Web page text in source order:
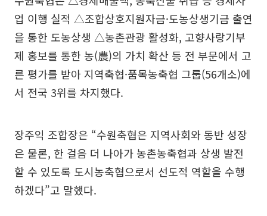
업 이행 실적 △조합상호지원자금·도농상생기금 출연
을 통한 도농상생 △농촌관광 활성화, 고향사랑기부
제 홍보를 통한 농(農)의 가치 확산 등 전 부문에서 고
른 평가를 받아 지역축협·품목농축협 그룹(56개소)에
서 전국 3위를 차지했다.
장주익 조합장은 “수원축협은 지역사회와 동반 성장
은 물론, 한 걸음 더 나아가 농촌농축협과 상생 발전
할 수 있도록 도시농축협으로서 선도적 역할을 수행
하겠다”고 말했다.